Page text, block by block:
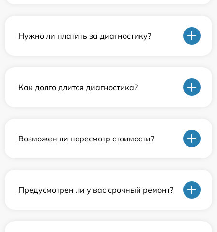
Нужно ли платить за диагностику?
Как долго длится диагностика?
Возможен ли пересмотр стоимости?
Предусмотрен ли у вас срочный ремонт?